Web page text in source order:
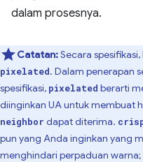
dalam prosesnya.
Catatan:Secara
pixelated. Dalam penerapan
spesifikasi, pixelated berarti
diinginkan UA untuk membuat
neighbor dapat diterima.
pun yang Anda inginkan yang
menghindari perpaduan warna;